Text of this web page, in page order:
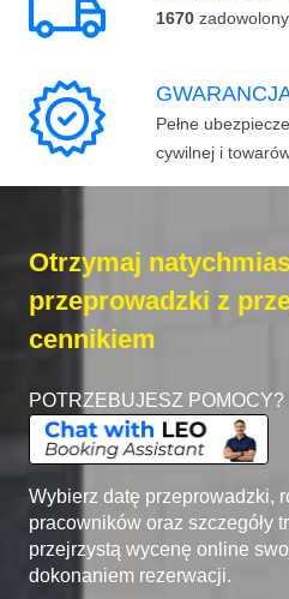
1670
Pełne
cywilnej i
Otrzymaj
przeprowadzki z
cennikiem
POTRZEBUJESZ POMOCY?
Wybierz datę przeprowadzki,
pracowników oraz szczegóły
przejrzystą wycenę online
dokonaniem rezerwacji.